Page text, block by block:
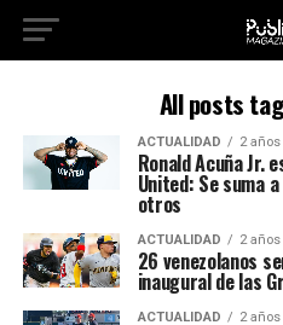
All posts
ACTUALIDAD 2
Ronald Acuña Jr.
United: Se suma
otros
ACTUALIDAD 2
26 venezolanos
inaugural de las
ACTUALIDAD 2